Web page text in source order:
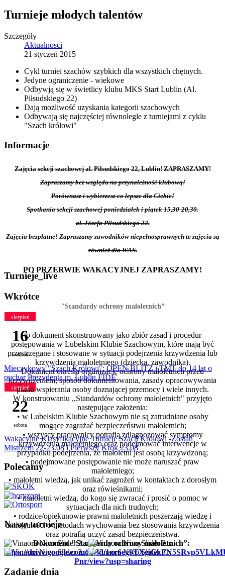
Turnieje młodych talentów
Szczegóły
Aktualnosci
21 styczeń 2015
Cykl turniei szachów szybkich dla wszystkich chętnych.
Jedyne ograniczenie - wiekowe
Odbywją się w świetlicy klubu MKS Start Lublin (Al.
Piłsudskiego 22)
Dają możliwość uzyskania kategorii szachowych
Odbywają się najczęściej równolegle z turniejami z cyklu
"Szach królowi"
Informacje
Zajęcia sekcji szachowej al. Piłsudskiego 22, Lublin! ZAPRASZAMY!
Zapraszamy bez względu na przynależność klubową!
Porównasz i wybierzesz co lepsze dla Ciebie!
Spotkania sekcji szachowej poniedziałek i piątek 15,30-20,30.
al. Józefa Piłsudskiego 22.
Zajęcia bezpłatne! Zapraszamy zawodników niepełnosprawnych te zajęcia są
również dla WAS.
PO PRZERWIE WAKACYJNEJ ZAPRASZAMY!
"Standardy ochrony małoletnich”
to dokument skonstruowany jako zbiór zasad i procedur
postępowania w Lubelskim Klubie Szachowym, które mają być
przestrzegane i stosowane w sytuacji podejrzenia krzywdzenia lub
krzywdzenia małoletniego (dziecka, zawodnika).
Dokument określa organizację ochrony małoletnich przed
krzywdzeniem, sposób dokumentowania, zasady opracowywania
planu wspierania osoby doznającej przemocy i wiele innych.
W konstruowaniu ,,Standardów ochrony małoletnich" przyjęto
następujące założenia:
• w Lubelskim Klubie Szachowym nie są zatrudniane osoby
mogące zagrażać bezpieczeństwu małoletnich;
• wszyscy pracownicy potrafią zdiagnozować symptomy
krzywdzenia małoletniego oraz podejmować interwencje w
przypadku podejrzenia, że małoletni jest osobą krzywdzoną;
• podejmowane postępowanie nie może naruszać praw
małoletniego;
• małoletni wiedzą, jak unikać zagrożeń w kontaktach z dorosłym
oraz rówieśnikami;
• małoletni wiedzą, do kogo się zwracać i prosić o pomoc w
sytuacjach dla nich trudnych;
• rodzice/opiekunowie prawni małoletnich poszerzają wiedzę i
umiejętności o metodach wychowania bez stosowania krzywdzenia
oraz potrafią uczyć zasad bezpieczeństwa.
Dokument "Standardy ochrony małoletnich”:
https://drive.google.com/file/d/
Pnr/view?usp=sharing
Turnieje_live
Wkrótce
sierpień
16
niedziela
Mieczykowy "Szach Królowi": OPEN BLITZ i TMT do 14 lat o
puchar Prezydenta m. Lublin FIDE
sierpień
22
sobota
Wakacyjne Klasyfikacyjne Turnieje Szach Królowi -Zostań
Mistrzem 22-23.08 i Pierwszy Krok 23.08
Polecamy
Nasze turnieje
Zadanie dnia